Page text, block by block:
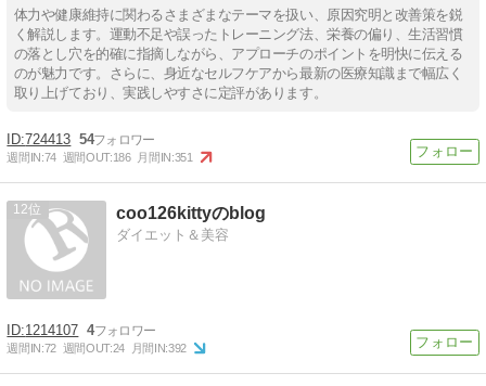
体力や健康維持に関わるさまざまなテーマを扱い、原因究明と改善策を鋭
く解説します。運動不足や誤ったトレーニング法、栄養の偏り、生活習慣
の落とし穴を的確に指摘しながら、アプローチのポイントを明快に伝える
のが魅力です。さらに、身近なセルフケアから最新の医療知識まで幅広く
取り上げており、実践しやすさに定評があります。
724413 54
週間IN:74 週間OUT:186 月間IN:351
12 coo126kittyのblog
ダイエット＆美容
1214107 4
週間IN:72 週間OUT:24 月間IN:392